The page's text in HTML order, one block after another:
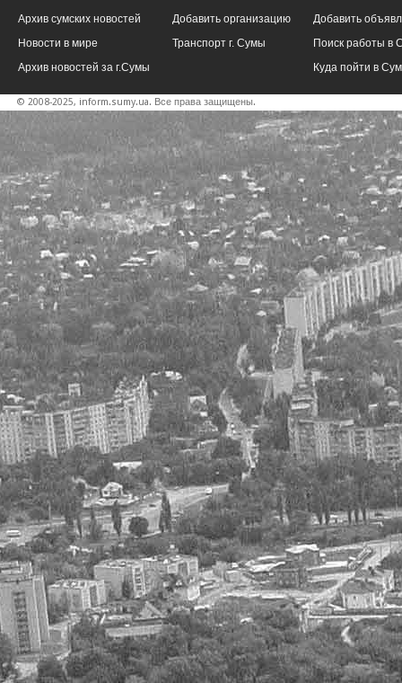
Архив сумских новостей
Новости в мире
Архив новостей за г.Сумы
Добавить организацию
Транспорт г. Сумы
Добавить
Поиск работы в
Куда пойти в
© 2008-2025, inform.sumy.ua. Все права защищены.